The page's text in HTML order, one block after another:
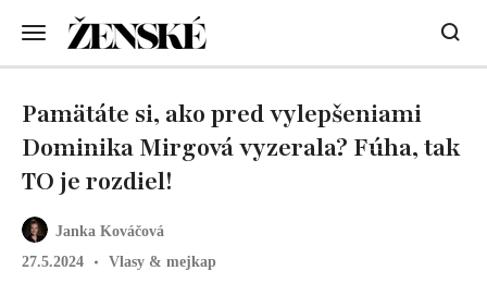
Janka Kováčová
27.5.2024
Vlasy & mejkap
Pamätáte si, ako pred vylepšeniami
Dominika Mirgová vyzerala? Fúha, tak
TO je rozdiel!